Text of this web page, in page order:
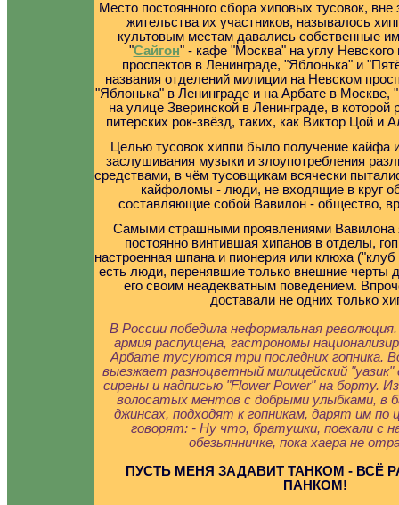
Место постоянного сбора хиповых тусовок, вне
жительства их участников, называлось
культовым местам давались собственные
"Сайгон" - кафе "Москва" на углу Невского
проспектов в Ленинграде, "Яблонька" и
названия отделений милиции на Невском
"Яблонька" в Ленинграде и на Арбате в Москве,
на улице Зверинской в Ленинграде, в которой
питерских рок-звёзд, таких, как Виктор Цой и
Целью тусовок хиппи было получение кайфа
заслушивания музыки и злоупотребления
средствами, в чём тусовщикам всячески
кайфоломы - люди, не входящие в круг
составляющие собой Вавилон - общество,
Самыми страшными проявлениями Вавилона
постоянно винтившая хипанов в отделы,
настроенная шпана и пионерия или клюха
есть люди, перенявшие только внешние черты
его своим неадекватным поведением.
доставали не одних только
В России победила неформальная
армия распущена, гастрономы
Арбате тусуются три последних гопника.
выезжает разноцветный милицейский
сирены и надписью "Flower Power" на борту.
волосатых ментов с добрыми улыбками, в
джинсах, подходят к гопникам, дарят им по
говорят: - Ну что, братушки, поехали с
обезьянничке, пока хаера не
ПУСТЬ МЕНЯ ЗАДАВИТ ТАНКОМ - ВСЁ
ПАНКОМ!